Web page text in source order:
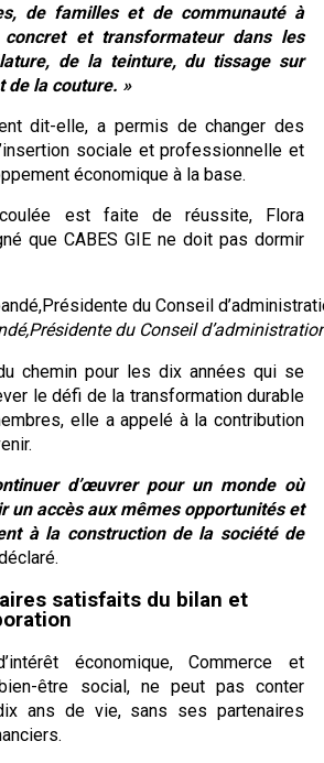
de familles et de communauté à
et transformateur dans les
de la teinture, du tissage sur
de la couture. »
dit-elle, a permis de changer des
sociale et professionnelle et
économique à la base.
est faite de réussite, Flora
que CABES GIE ne doit pas dormir
du Conseil
chemin pour les dix années qui se
le défi de la transformation durable
elle a appelé à la contribution
d’œuvrer pour un monde où
un accès aux mêmes opportunités et
à la construction de la société de
satisfaits du bilan et
économique, Commerce et
être social, ne peut pas conter
ans de vie, sans ses partenaires